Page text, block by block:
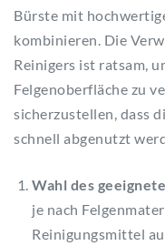
Bürste mit
kombinieren. Die
Reinigers ist ratsam,
Felgenoberfläche zu
sicherzustellen, dass
schnell abgenutzt
Wahl des
je nach
Reinigungsmittel